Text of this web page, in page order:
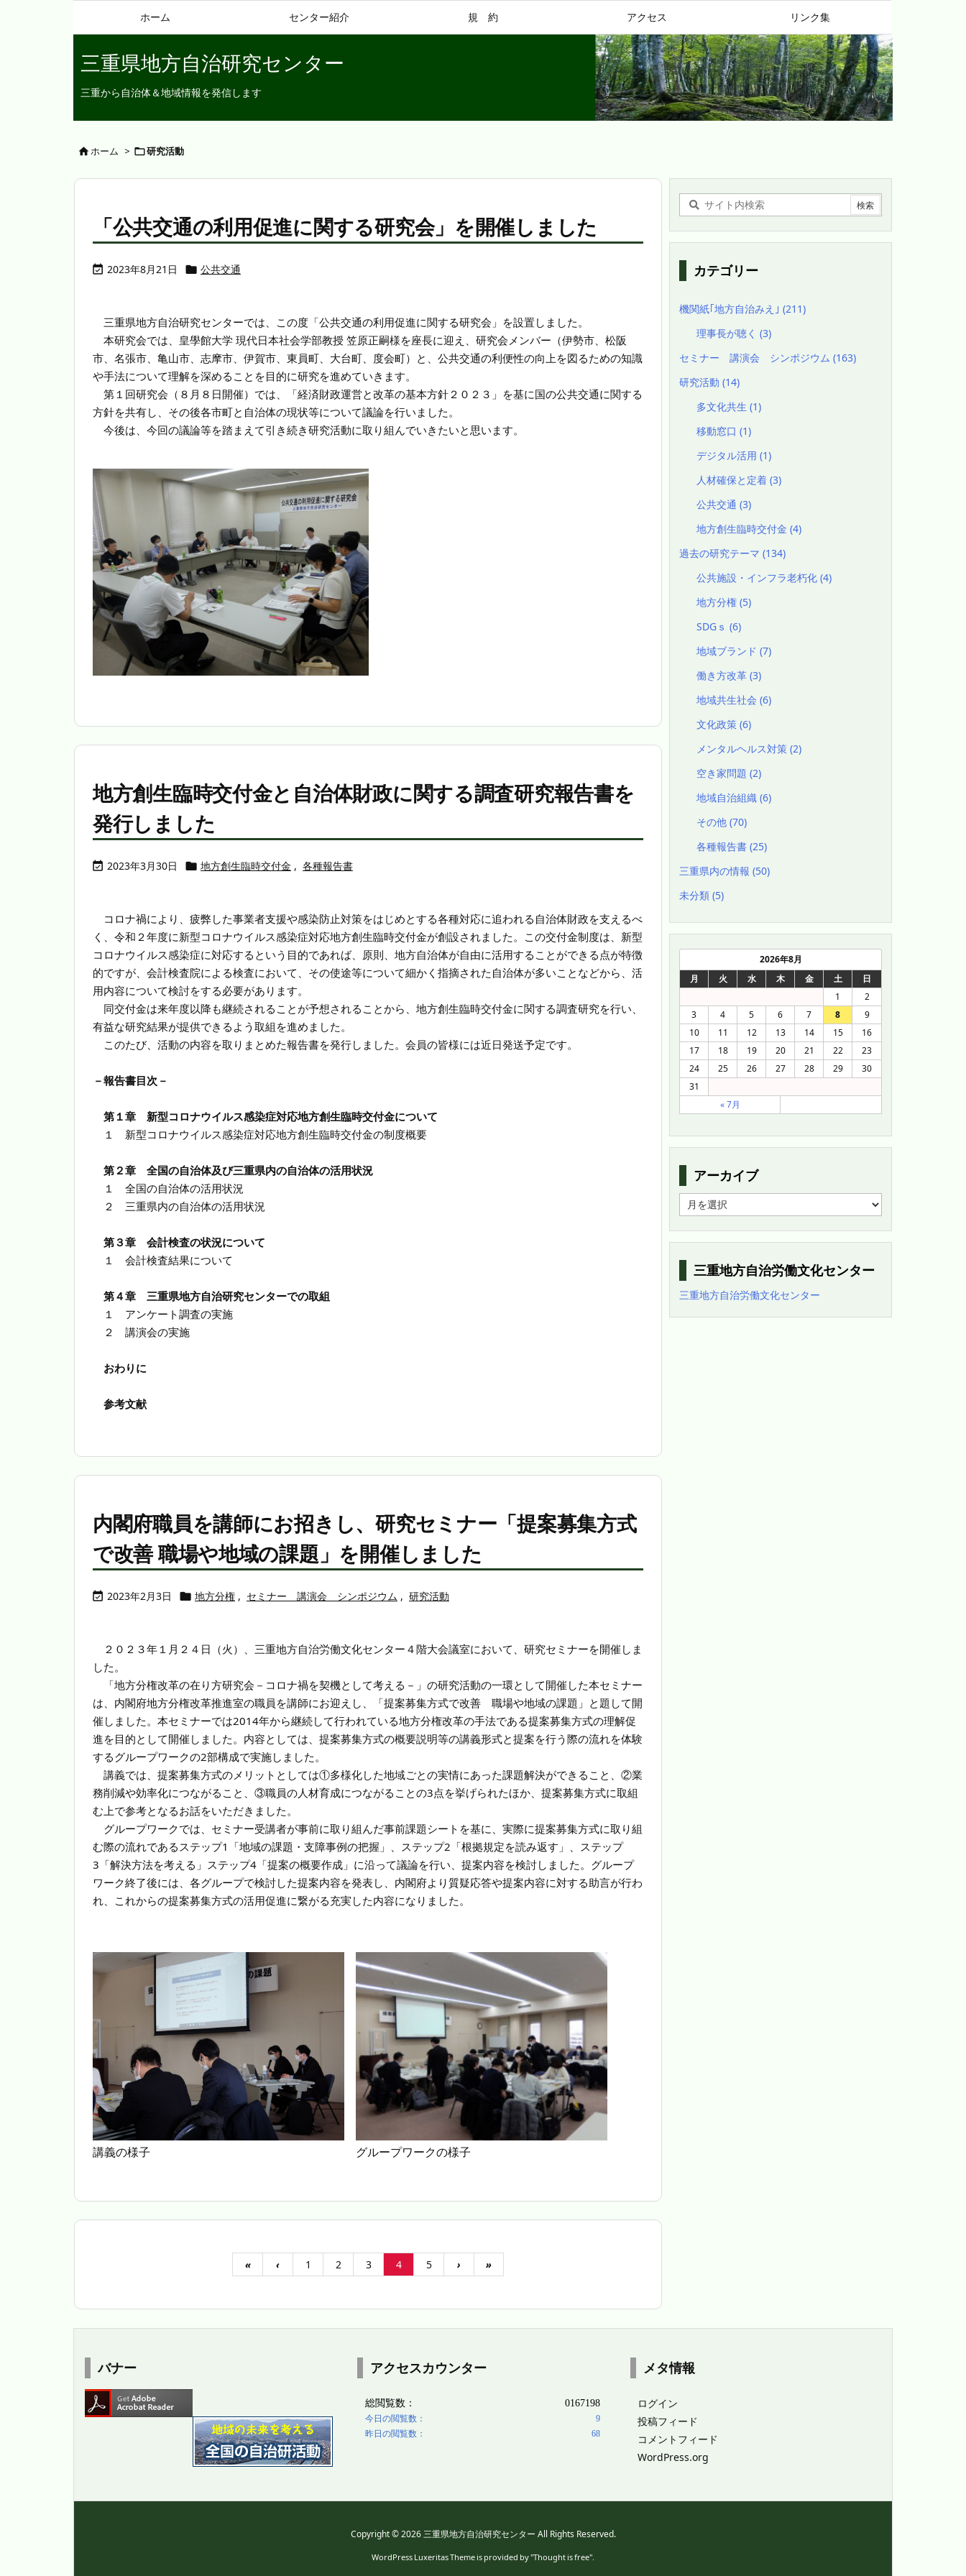
ホーム センター紹介 規 約 アクセス リンク集
三重県地方自治研究センター
三重から自治体＆地域情報を発信します
ホーム > 研究活動
「公共交通の利用促進に関する研究会」を開催しました
 2023年8月21日  公共交通
三重県地方自治研究センターでは、この度「公共交通の利用促進に関する研究会」を設置しました。
本研究会では、皇學館大学 現代日本社会学部教授 笠原正嗣様を座長に迎え、研究会メンバー（伊勢市、松阪
市、名張市、亀山市、志摩市、伊賀市、東員町、大台町、度会町）と、公共交通の利便性の向上を図るための知識
や手法について理解を深めることを目的に研究を進めていきます。
第１回研究会（８月８日開催）では、「経済財政運営と改革の基本方針２０２３」を基に国の公共交通に関する
方針を共有し、その後各市町と自治体の現状等について議論を行いました。
今後は、今回の議論等を踏まえて引き続き研究活動に取り組んでいきたいと思います。
地方創生臨時交付金と自治体財政に関する調査研究報告書を
発行しました
 2023年3月30日  地方創生臨時交付金 , 各種報告書
コロナ禍により、疲弊した事業者支援や感染防止対策をはじめとする各種対応に追われる自治体財政を支えるべ
く、令和２年度に新型コロナウイルス感染症対応地方創生臨時交付金が創設されました。この交付金制度は、新型
コロナウイルス感染症に対応するという目的であれば、原則、地方自治体が自由に活用することができる点が特徴
的ですが、会計検査院による検査において、その使途等について細かく指摘された自治体が多いことなどから、活
用内容について検討をする必要があります。
同交付金は来年度以降も継続されることが予想されることから、地方創生臨時交付金に関する調査研究を行い、
有益な研究結果が提供できるよう取組を進めました。
このたび、活動の内容を取りまとめた報告書を発行しました。会員の皆様には近日発送予定です。
－報告書目次－
第１章
新型コロナウイルス感染症対応地方創生臨時交付金について
１ 新型コロナウイルス感染症対応地方創生臨時交付金の制度概要
第２章 全国の自治体及び三重県内の自治体の活用状況
１ 全国の自治体の活用状況
２ 三重県内の自治体の活用状況
第３章 会計検査の状況について
１ 会計検査結果について
第４章 三重県地方自治研究センターでの取組
１ アンケート調査の実施
２ 講演会の実施
おわりに
参考文献
内閣府職員を講師にお招きし、研究セミナー「提案募集方式
で改善 職場や地域の課題」を開催しました
 2023年2月3日  地方分権 , セミナー 講演会 シンポジウム , 研究活動
２０２３年１月２４日（火）、三重地方自治労働文化センター４階大会議室において、研究セミナーを開催しま
した。
「地方分権改革の在り方研究会－コロナ禍を契機として考える－」の研究活動の一環として開催した本セミナー
は、内閣府地方分権改革推進室の職員を講師にお迎えし、「提案募集方式で改善 職場や地域の課題」と題して開
催しました。本セミナーでは2014年から継続して行われている地方分権改革の手法である提案募集方式の理解促
進を目的として開催しました。内容としては、提案募集方式の概要説明等の講義形式と提案を行う際の流れを体験
するグループワークの2部構成で実施しました。
講義では、提案募集方式のメリットとしては①多様化した地域ごとの実情にあった課題解決ができること、②業
務削減や効率化につながること、③職員の人材育成につながることの3点を挙げられたほか、提案募集方式に取組
む上で参考となるお話をいただきました。
グループワークでは、セミナー受講者が事前に取り組んだ事前課題シートを基に、実際に提案募集方式に取り組
む際の流れであるステップ1「地域の課題・支障事例の把握」、ステップ2「根拠規定を読み返す」、ステップ
3「解決方法を考える」ステップ4「提案の概要作成」に沿って議論を行い、提案内容を検討しました。グループ
ワーク終了後には、各グループで検討した提案内容を発表し、内閣府より質疑応答や提案内容に対する助言が行わ
れ、これからの提案募集方式の活用促進に繋がる充実した内容になりました。
講義の様子 グループワークの様子
« ‹ 1 2 3 4 5 › »
カテゴリー
機関紙｢地方自治みえ｣ (211)
理事長が聴く(3)
セミナー 講演会 シンポジウム (163)
研究活動 (14)
多文化共生(1)
移動窓口(1)
デジタル活用(1)
人材確保と定着(3)
公共交通(3)
地方創生臨時交付金(4)
過去の研究テーマ (134)
公共施設・インフラ老朽化(4)
地方分権(5)
SDGｓ(6)
地域ブランド(7)
働き方改革(3)
地域共生社会(6)
文化政策(6)
メンタルヘルス対策(2)
空き家問題(2)
地域自治組織(6)
その他(70)
各種報告書(25)
三重県内の情報 (50)
未分類 (5)
2026年8月
月
火 水 木 金 土
日
1
2
3
4 5 6 7 8
9
10
11 12 13 14 15
16
17
18 19 20 21 22
23
24
25 26 27 28 29
30
31
« 7月
アーカイブ
ー
カ
イ
ブ
三重地方自治労働文化センター
三重地方自治労働文化センター
バナー アクセスカウンター メタ情報
ログイン
投稿フィード
コメントフィード
WordPress.org
Copyright ©2026 三重県地方自治研究センター All Rights Reserved.
WordPress Luxeritas Theme is provided by "Thought is free".